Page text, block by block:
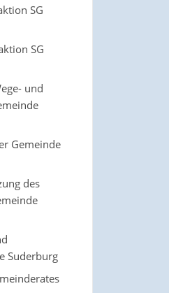
SG
SG
und
Gemeinde
des
Suderburg